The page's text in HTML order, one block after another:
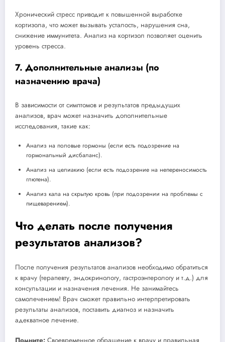
Хронический стресс приводит к повышенной выработке
кортизола, что может вызывать усталость, нарушения сна,
снижение иммунитета. Анализ на кортизол позволяет оценить
уровень стресса.
7. Дополнительные анализы (по
назначению врача)
В зависимости от симптомов и результатов предыдущих
анализов, врач может назначить дополнительные
исследования, такие как:
Анализ на половые гормоны (если есть подозрение на
гормональный дисбаланс).
Анализ на целиакию (если есть подозрение на непереносимость
глютена).
Анализ кала на скрытую кровь (при подозрении на проблемы с
пищеварением).
Что делать после получения
результатов анализов?
После получения результатов анализов необходимо обратиться
к врачу (терапевту, эндокринологу, гастроэнтерологу и т.д.) для
консультации и назначения лечения. Не занимайтесь
самолечением! Врач сможет правильно интерпретировать
результаты анализов, поставить диагноз и назначить
адекватное лечение.